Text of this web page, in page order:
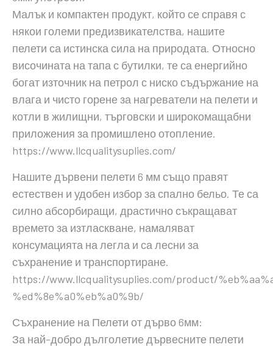
Малък и компактен продукт, който се справя с
някои големи предизвикателства, нашите
пелети са истинска сила на природата. Относно
височината на тапа с бутилки, те са енергийно
богат източник на петрол с ниско съдържание на
влага и чисто горене за нагреватели на пелети и
котли в жилищни, търговски и широкомащабни
приложения за промишлено отопление.
https://www.llcqualitysuplies.com/
Нашите дървени пелети 6 мм също правят
естествен и удобен избор за спално бельо. Те са
силно абсорбиращи, драстично съкращават
времето за изтласкване, намаляват
консумацията на легла и са лесни за
съхранение и транспортиране.
https://www.llcqualitysuplies.com/product/
%ed%8e%a0%eb%a0%9b/
Съхранение на Пелети от дърво 6мм:
За най-добро дълголетие дървесните пелети